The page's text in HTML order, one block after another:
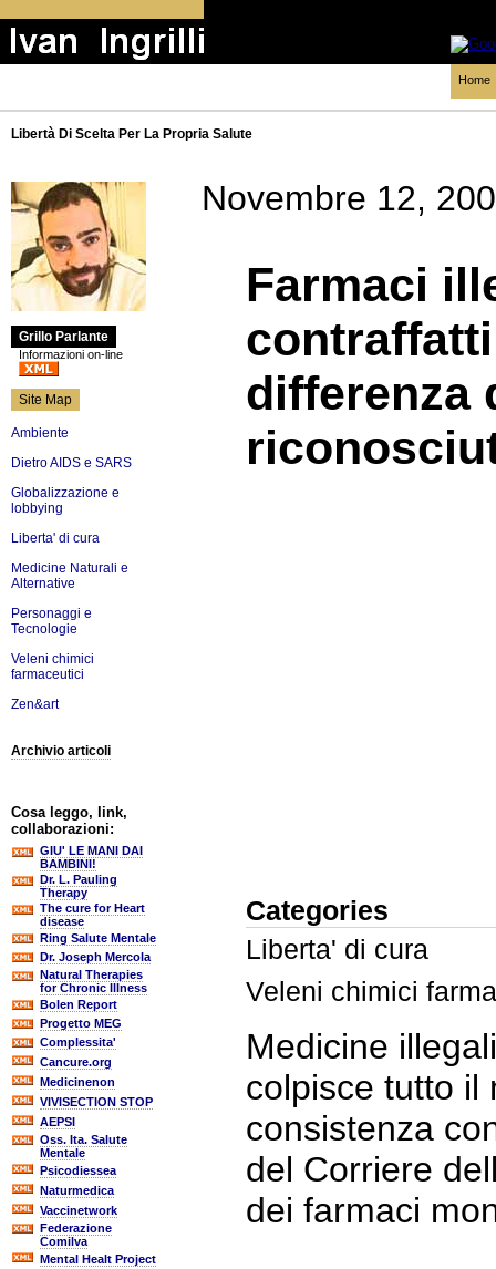
Home
Libertà Di Scelta Per La Propria Salute
Grillo Parlante
Informazioni on-line
Site Map
Ambiente
Dietro AIDS e SARS
Globalizzazione e
lobbying
Liberta' di cura
Medicine Naturali e
Alternative
Personaggi e
Tecnologie
Veleni chimici
farmaceutici
Zen&art
Archivio articoli
Cosa leggo, link,
collaborazioni:
GIU' LE MANI DAI
BAMBINI!
Dr. L. Pauling
Therapy
The cure for Heart
disease
Ring Salute Mentale
Dr. Joseph Mercola
Natural Therapies
for Chronic Illness
Bolen Report
Progetto MEG
Complessita'
Cancure.org
Medicinenon
VIVISECTION STOP
AEPSI
Oss. Ita. Salute
Mentale
Psicodiessea
Naturmedica
Vaccinetwork
Federazione
Comilva
Mental Healt Project
Novembre 12,
Farmaci
differenza
Categories
Liberta' di cura
Veleni chimici
Medicine
colpisce tutto il
consistenza
del Corriere
dei farmaci